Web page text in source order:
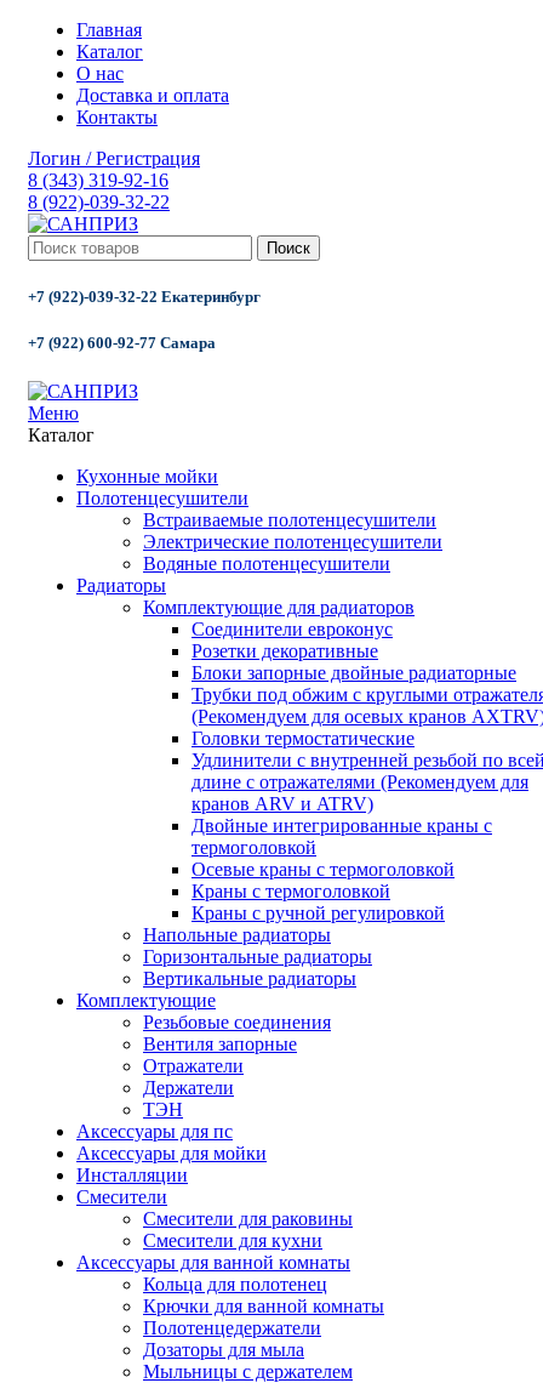
Главная
Каталог
О нас
Доставка и оплата
Контакты
Логин / Регистрация
8 (343) 319-92-16
8 (922)-039-32-22
Поиск
+7 (922)-039-32-22 Екатеринбург
+7 (922) 600-92-77 Самара
Меню
Каталог
Кухонные мойки
Полотенцесушители
Встраиваемые полотенцесушители
Электрические полотенцесушители
Водяные полотенцесушители
Радиаторы
Комплектующие для радиаторов
Соединители евроконус
Розетки декоративные
Блоки запорные двойные радиаторные
Трубки под обжим с круглыми
(Рекомендуем для осевых кранов
Головки термостатические
Удлинители с внутренней резьбой по
длине с отражателями (Рекомендуем для
кранов ARV и ATRV)
Двойные интегрированные краны с
термоголовкой
Осевые краны с термоголовкой
Краны с термоголовкой
Краны с ручной регулировкой
Напольные радиаторы
Горизонтальные радиаторы
Вертикальные радиаторы
Комплектующие
Резьбовые соединения
Вентиля запорные
Отражатели
Держатели
ТЭН
Аксессуары для пс
Аксессуары для мойки
Инсталляции
Смесители
Смесители для раковины
Смесители для кухни
Аксессуары для ванной комнаты
Кольца для полотенец
Крючки для ванной комнаты
Полотенцедержатели
Дозаторы для мыла
Мыльницы с держателем